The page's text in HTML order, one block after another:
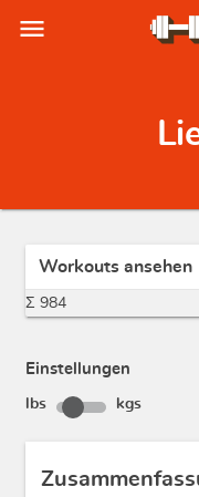
menu
Workouts ansehen
Σ 984
Einstellungen
lbs kgs